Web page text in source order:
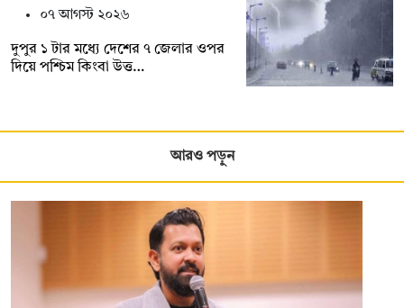
০৭ আগস্ট ২০২৬
দুপুর ১ টার মধ্যে দেশের ৭ জেলার ওপর
দিয়ে পশ্চিম কিংবা উত্ত…
আরও পড়ুন